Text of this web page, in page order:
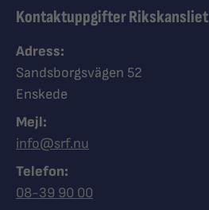
Kontaktuppgifter Rikskansliet
Adress:
Sandsborgsvägen 52
Enskede
Mejl:
info@srf.nu
Telefon:
Ring Synskadades riksförbund
08-39 90 00